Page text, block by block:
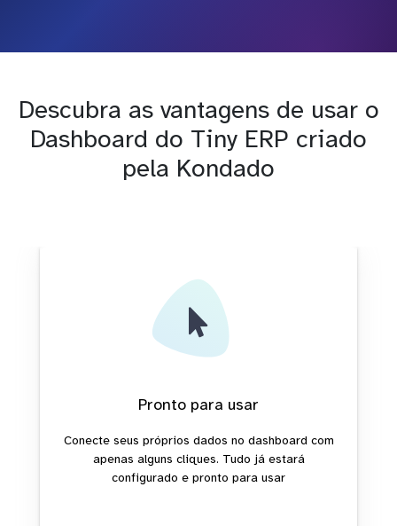
Descubra as vantagens de usar o
Dashboard do Tiny ERP criado
pela Kondado
Pronto para usar
Conecte seus próprios dados no dashboard com
apenas alguns cliques. Tudo já estará
configurado e pronto para usar